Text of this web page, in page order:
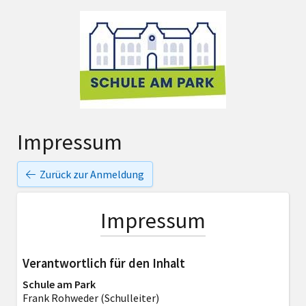
Impressum
Zurück zur Anmeldung
Impressum
Verantwortlich für den Inhalt
Schule am Park
Frank Rohweder (Schulleiter)